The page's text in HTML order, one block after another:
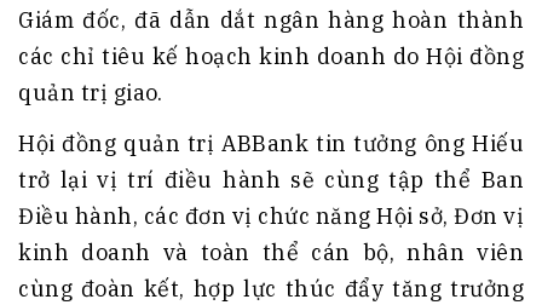
Giám đốc, đã dẫn dắt ngân hàng hoàn thành
các chỉ tiêu kế hoạch kinh doanh do Hội đồng
quản trị giao.
Hội đồng quản trị ABBank tin tưởng ông Hiếu
trở lại vị trí điều hành sẽ cùng tập thể Ban
Điều hành, các đơn vị chức năng Hội sở, Đơn vị
kinh doanh và toàn thể cán bộ, nhân viên
cùng đoàn kết, hợp lực thúc đẩy tăng trưởng